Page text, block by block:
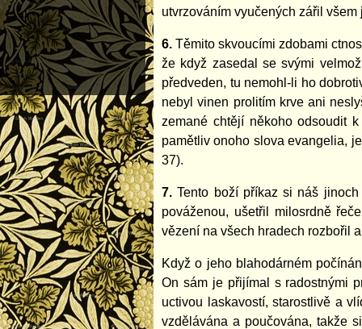
utvrzováním vyučených zářil
6. Těmito skvoucími zdobami
že když zasedal se svými
předveden, tu nemohl-li ho
nebyl vinen prolitím krve ani
zemané chtějí někoho odsoudit
pamětliv onoho slova evangelia,
37).
7. Tento boží příkaz si náš
pováženou, ušetřil milosrdně
vězení na všech hradech rozbořil
Když o jeho blahodárném
On sám je přijímal s radostnými
uctivou laskavostí, starostlivě a
vzdělávána a poučována, takže